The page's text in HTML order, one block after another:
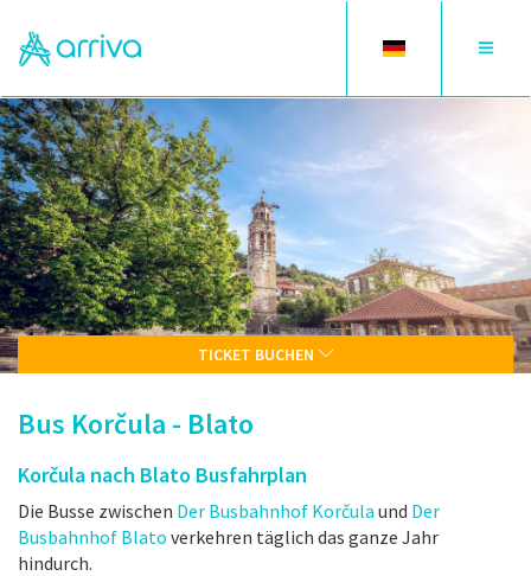
Toggle
Toggle
TICKET BUCHEN
Bus Korčula - Blato
Korčula nach Blato Busfahrplan
Die Busse zwischen Der Busbahnhof Korčula und Der
Busbahnhof Blato verkehren täglich das ganze Jahr
hindurch.